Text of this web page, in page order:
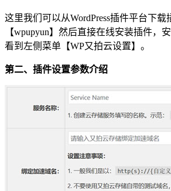
这里我们可以从WordPress插件平台下
【wpupyun】然后直接在线安装插件，
看到左侧菜单【WP又拍云设置】。
第二、插件设置参数介绍